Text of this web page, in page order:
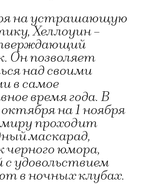
на устрашающую
Хеллоуин –
Он позволяет
над своими
в самое
время года. В
октября на 1 ноября
миру проходит
маскарад,
черного юмора,
удовольствием
в ночных клубах.